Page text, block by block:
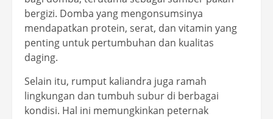
bergizi. Domba yang mengonsumsinya
mendapatkan protein, serat, dan vitamin yang
penting untuk pertumbuhan dan kualitas
daging.
Selain itu, rumput kaliandra juga ramah
lingkungan dan tumbuh subur di berbagai
kondisi. Hal ini memungkinkan peternak